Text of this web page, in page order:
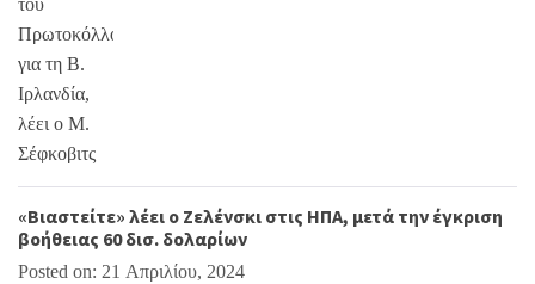
«Βιαστείτε» λέει ο Ζελένσκι στις ΗΠΑ, μετά την έγκριση
βοήθειας 60 δισ. δολαρίων
Posted on: 21 Απριλίου, 2024